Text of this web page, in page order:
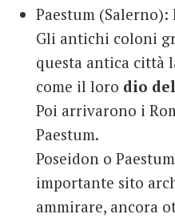
Paestum
Gli antichi coloni
questa antica città
come il loro dio
Poi arrivarono i
Paestum.
Poseidon o
importante sito
ammirare, ancora